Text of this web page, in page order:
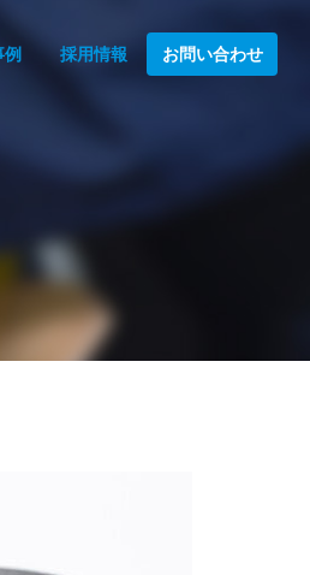
例 採用情報 お問い合わせ